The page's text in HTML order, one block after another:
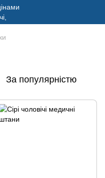
За популярністю